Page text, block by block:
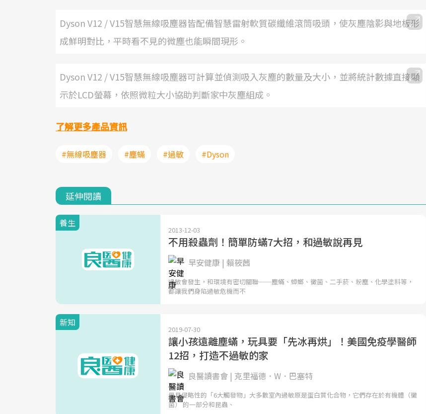
Dyson V12 / V15智慧無線吸塵器皆配備智慧雷射軟質碳纖維滾筒吸頭，使灰塵陰影與地板形
成鮮明對比，平時看不見的微塵也能瞬間現形。
Dyson V12 / V15智慧無線吸塵器可計算並偵測吸入灰塵的數量及大小，並將統計數據直接顯
示於LCD螢幕，依照微粒大小協助判斷家中灰塵組成。
了解更多產品資訊
#無線吸塵器 #塵蟎 #過敏 #Dyson
延伸閱讀
養生
2013-12-03
不用殺蟲劑！簡單防蟎7大招，和過敏說再見
早安健康 | 賴筱茜
過敏會發生，和環境有密切關聯──塵蟎、蟑螂、黴菌、二手菸、粉塵、化學塗料等，
都讓我們身陷過敏危機而不
新知
2019-07-30
讓小孩遠離塵蟎，玩具要「先冰再烘」！美國免疫學醫師
12招，打造不過敏的家
良醫讀書會 | 克里福德．W．巴塞特
最具侵略性的「6大觸發物」大多數室內過敏原是蛋白質化合物，它們存在於有機體（黴
菌） 的一部分和昆蟲、